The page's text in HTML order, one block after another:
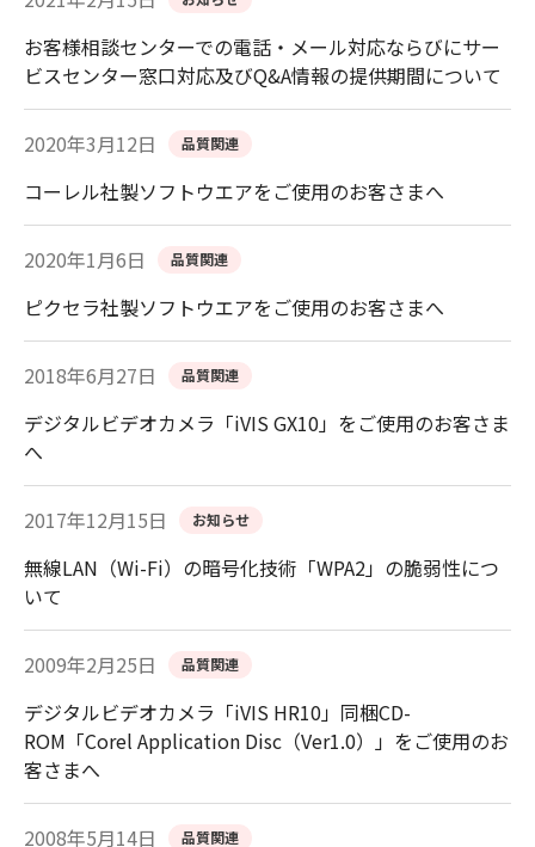
お客様相談センターでの電話・メール対応ならびにサー
ビスセンター窓口対応及びQ&A情報の提供期間について
2020年3月12日 品質関連
コーレル社製ソフトウエアをご使用のお客さまへ
2020年1月6日 品質関連
ピクセラ社製ソフトウエアをご使用のお客さまへ
2018年6月27日 品質関連
デジタルビデオカメラ「iVIS GX10」をご使用のお客さま
へ
2017年12月15日 お知らせ
無線LAN（Wi-Fi）の暗号化技術「WPA2」の脆弱性につ
いて
2009年2月25日 品質関連
デジタルビデオカメラ「iVIS HR10」同梱CD-
ROM「Corel Application Disc（Ver1.0）」をご使用のお
客さまへ
2008年5月14日 品質関連